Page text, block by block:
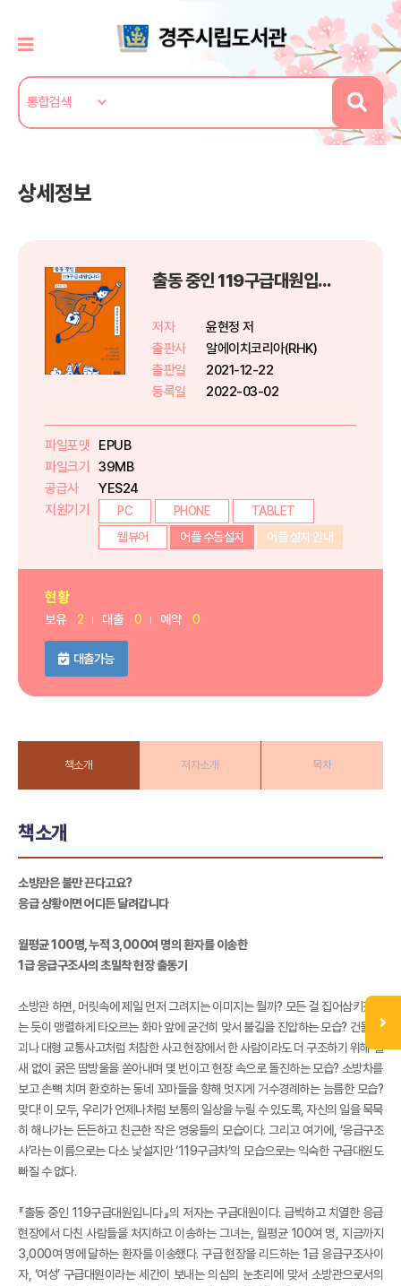
상세정보
출동 중인 119구급대원입니다
저자
윤현정 저
출판사
알에이치코리아(RHK)
출판일
2021-12-22
등록일
2022-03-02
파일포맷
EPUB
파일크기
39MB
공급사
YES24
지원기기
PC PHONE
TABLET
웹뷰어
어플 수동설치 어플 설치 안내
현황
보유 2 대출 0 예약 0
대출가능
책소개 저자소개 목차
책소개
소방관은 불만 끈다고요?
응급 상황이면 어디든 달려갑니다
월평균 100명, 누적 3,000여 명의 환자를 이송한
1급 응급구조사의 초밀착 현장 출동기
소방관 하면, 머릿속에 제일 먼저 그려지는 이미지는 뭘까? 모든 걸 집어삼키겠다
는 듯이 맹렬하게 타오르는 화마 앞에 굳건히 맞서 불길을 진압하는 모습? 건물 붕
괴나 대형 교통사고처럼 처참한 사고 현장에서 한 사람이라도 더 구조하기 위해 쉴
새 없이 굵은 땀방울을 쏟아내며 몇 번이고 현장 속으로 돌진하는 모습? 소방차를
보고 손뼉 치며 환호하는 동네 꼬마들을 향해 멋지게 거수경례하는 늠름한 모습?
맞다! 이 모두, 우리가 언제나처럼 보통의 일상을 누릴 수 있도록, 자신의 일을 묵묵
히 해나가는 든든하고 친근한 작은 영웅들의 모습이다. 그리고 여기에, ‘응급구조
사’라는 이름으로는 다소 낯설지만 ‘119구급차’의 모습으로는 익숙한 구급대원도
빠질 수 없다.
『출동 중인 119구급대원입니다』의 저자는 구급대원이다. 급박하고 치열한 응급
현장에서 다친 사람들을 처지하고 이송하는 그녀는, 월평균 100여 명, 지금까지
3,000여 명에 달하는 환자를 이송했다. 구급 현장을 리드하는 1급 응급구조사이
자, ‘여성’ 구급대원이라는 세간이 보내는 의심의 눈초리에 맞서 소방관으로서의